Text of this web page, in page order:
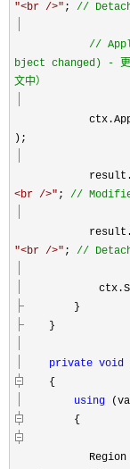
"<br />" ; //
//
bject changed) - 更新
文中）
);
<br />" ; //
"<br />" ; //
}
}
private void
{
using
{
Region